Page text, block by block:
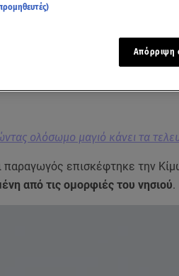
τις τελευταίες ημέρες ηΜιμή
ολόσωμο μαγιό κάνει τα
παραγωγός επισκέφτηκε την
από τις ομορφιές του νησιού.
Απόρριψη